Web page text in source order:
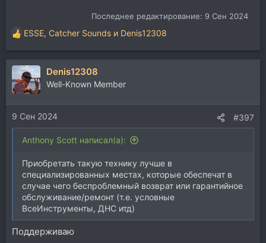
Последнее редактирование: 9 Сен 2024
Р
е
а
к
ц
и
и
:
ESSE, Catcher Sounds и Denis12308
Denis12308
Well-Known Member
9 Сен 2024 #397
Anthony Scott написал(а):
Приобретать такую технику лучше в
специализированных местах, которые обеспечат в
случае чего беспроблемный возврат или гарантийное
обслуживание/ремонт (т.е. условные
ВсеИнструменты, ДНС итд)
Поддерживаю